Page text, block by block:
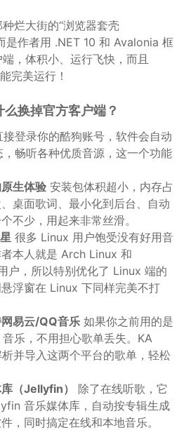
烂大街的“浏览器套壳
是作者用 .NET 10 和 Avalonia 框
，体积小、运行飞快，而且
完美运行！
换掉官方客户端？
接登录你的酷狗账号，软件会自动
畅听各种优质音源，这一个功能
生体验 安装包体积超小，内存占
桌面歌词、最小化到后台、自动
不少，用起来非常丝滑。
很多 Linux 用户饱受没有好用音
本人就是 Arch Linux 和
户，所以特别优化了 Linux 端的
浮窗在 Linux 下同样完美不打
易云/QQ音乐 如果你之前用的是
乐，不用担心歌单丢失。KA
并导入这两个平台的歌单，轻松
（Jellyfin）
除了在线听歌，它
音乐媒体库，自动按专辑生成
，同时搞定在线和本地音乐。